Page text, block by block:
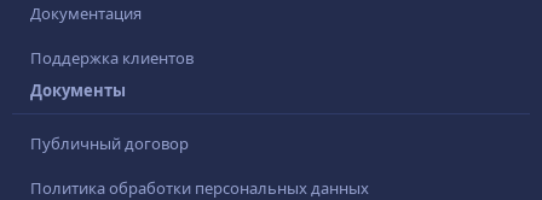
Документация
Поддержка клиентов
Документы
Публичный договор
Политика обработки персональных данных